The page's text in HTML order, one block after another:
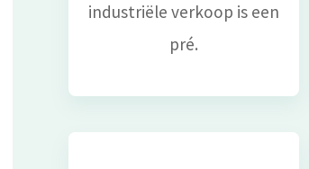
industriële verkoop is een
pré.